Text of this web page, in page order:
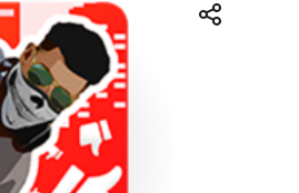
Condividi
TelegramFacebook